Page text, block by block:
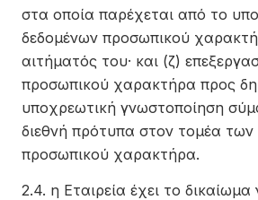
στα οποία παρέχεται από το
δεδομένων προσωπικού
αιτήματός του· και (ζ)
προσωπικού χαρακτήρα προς
υποχρεωτική γνωστοποίηση
διεθνή πρότυπα στον τομέα των
προσωπικού χαρακτήρα.
2.4. η Εταιρεία έχει το δικαίωμα